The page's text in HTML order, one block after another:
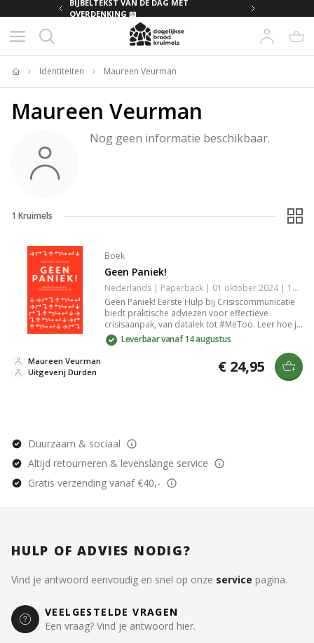
BIJBELTEKST VAN DE DAG MET
OVERDENKING 📖
Home
Identiteiten Maureen Veurman
Maureen Veurman
Nog geen informatie beschikbaar.
1 Kruimels
Boek
Geen Paniek!
Nederlands | Paperback | 01 oktober 2024 | 160 pagina's | 9789083471600
Geen Paniek! Eerste Hulp bij Crisiscommunicatie
biedt praktische adviezen voor effectieve
crisisaanpak, van datalek tot #MeToo. Leer hoe je
zorgvuldig handelt, voorkomt en reageert op
crisissituaties met heldere communicatie en
Leverbaar vanaf 14 augustus
Uitgeverij Durden
Maureen Veurman € 24,95
Duurzaam & sociaal
Altijd retourneren & levenslange service
Gratis verzending vanaf €40,-
HULP OF ADVIES NODIG?
Vind je antwoord eenvoudig en snel op onze service pagina.
VEELGESTELDE VRAGEN
Een vraag? Vind je antwoord hier.